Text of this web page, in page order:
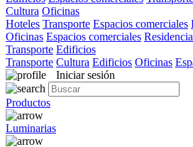
Cultura Oficinas
Hoteles Transporte Espacios comerciales
Oficinas Espacios comerciales
Transporte Edificios
Transporte Cultura Edificios Oficinas
Iniciar sesión
Productos
Luminarias